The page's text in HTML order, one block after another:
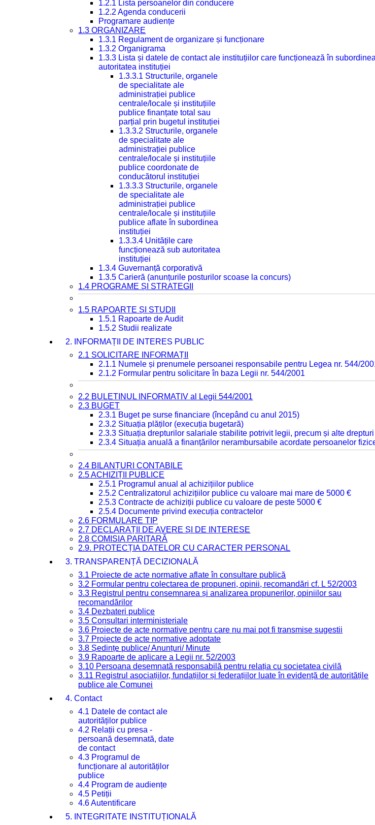
1.2.1 Lista persoanelor din conducere
1.2.2 Agenda conducerii
Programare audiențe
1.3 ORGANIZARE
1.3.1 Regulament de organizare și funcționare
1.3.2 Organigrama
1.3.3 Lista și datele de contact ale instituțiilor care funcționează în
autoritatea instituției
1.3.3.1 Structurile, organele
de specialitate ale
administrației publice
centrale/locale și instituțiile
publice finanțate total sau
parțial prin bugetul instituției
1.3.3.2 Structurile, organele
de specialitate ale
administrației publice
centrale/locale și instituțiile
publice coordonate de
conducătorul instituției
1.3.3.3 Structurile, organele
de specialitate ale
administrației publice
centrale/locale și instituțiile
publice aflate în subordinea
instituției
1.3.3.4 Unitățile care
funcționează sub autoritatea
instituției
1.3.4 Guvernanță corporativă
1.3.5 Carieră (anunțurile posturilor scoase la concurs)
1.4 PROGRAME ȘI STRATEGII
1.5 RAPOARTE ȘI STUDII
1.5.1 Rapoarte de Audit
1.5.2 Studii realizate
2. INFORMAȚII DE INTERES PUBLIC
2.1 SOLICITARE INFORMAȚII
2.1.1 Numele și prenumele persoanei responsabile pentru Legea nr. 544/
2.1.2 Formular pentru solicitare în baza Legii nr. 544/2001
2.2 BULETINUL INFORMATIV al Legii 544/2001
2.3 BUGET
2.3.1 Buget pe surse financiare (începând cu anul 2015)
2.3.2 Situația plăților (execuția bugetară)
2.3.3 Situația drepturilor salariale stabilite potrivit legii, precum și alte
2.3.4 Situația anuală a finanțărilor nerambursabile acordate persoanelor
2.4 BILANȚURI CONTABILE
2.5 ACHIZIȚII PUBLICE
2.5.1 Programul anual al achizițiilor publice
2.5.2 Centralizatorul achizițiilor publice cu valoare mai mare de 5000 €
2.5.3 Contracte de achiziții publice cu valoare de peste 5000 €
2.5.4 Documente privind execuția contractelor
2.6 FORMULARE TIP
2.7 DECLARAȚII DE AVERE ȘI DE INTERESE
2.8 COMISIA PARITARĂ
2.9. PROTECȚIA DATELOR CU CARACTER PERSONAL
3. TRANSPARENȚĂ DECIZIONALĂ
3.1 Proiecte de acte normative aflate în consultare publică
3.2 Formular pentru colectarea de propuneri, opinii, recomandări cf. L 52/2003
3.3 Registrul pentru consemnarea și analizarea propunerilor, opiniilor sau
recomandărilor
3.4 Dezbateri publice
3.5 Consultari interministeriale
3.6 Proiecte de acte normative pentru care nu mai pot fi transmise sugestii
3.7 Proiecte de acte normative adoptate
3.8 Ședințe publice/ Anunțuri/ Minute
3.9 Rapoarte de aplicare a Legii nr. 52/2003
3.10 Persoana desemnată responsabilă pentru relația cu societatea civilă
3.11 Registrul asociațiilor, fundațiilor și federațiilor luate în evidență de autoritățile
publice ale Comunei
4. Contact
4.1 Datele de contact ale
autorităților publice
4.2 Relații cu presa -
persoană desemnată, date
de contact
4.3 Programul de
funcționare al autorităților
publice
4.4 Program de audiențe
4.5 Petiții
4.6 Autentificare
5. INTEGRITATE INSTITUȚIONALĂ